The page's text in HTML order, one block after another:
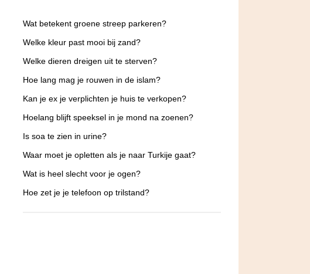
Wat betekent groene streep parkeren?
Welke kleur past mooi bij zand?
Welke dieren dreigen uit te sterven?
Hoe lang mag je rouwen in de islam?
Kan je ex je verplichten je huis te verkopen?
Hoelang blijft speeksel in je mond na zoenen?
Is soa te zien in urine?
Waar moet je opletten als je naar Turkije gaat?
Wat is heel slecht voor je ogen?
Hoe zet je je telefoon op trilstand?